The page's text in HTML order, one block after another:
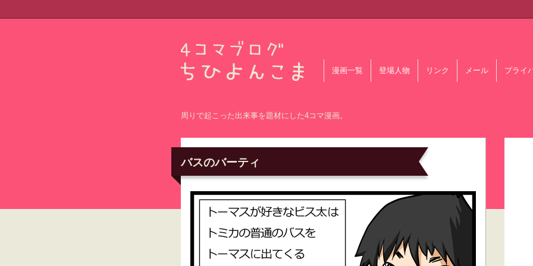
漫画一覧 登場人物 リンク メール プライ
周りで起こった出来事を題材にした4コマ漫画。
バスのバーティ